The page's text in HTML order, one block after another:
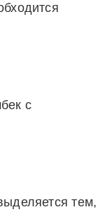
с
тем,